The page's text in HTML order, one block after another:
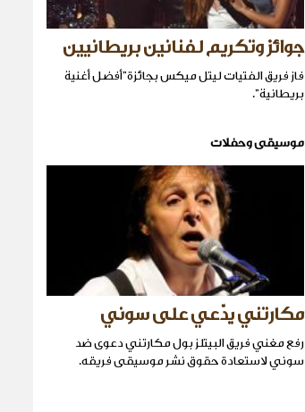
جوائز وتكريم لفنانين بريطانيين
فاز فريق الفتيات ليتل ميكس بجائزة"أفضل أغنية
بريطانية".
موسيقى وحفلات
مكارتني يدّعي على سوني
رفع مغني فريق البيتلز بول مكارتني دعوى ضد
سوني لاستعادة حقوق نشر موسيقى فريقه.